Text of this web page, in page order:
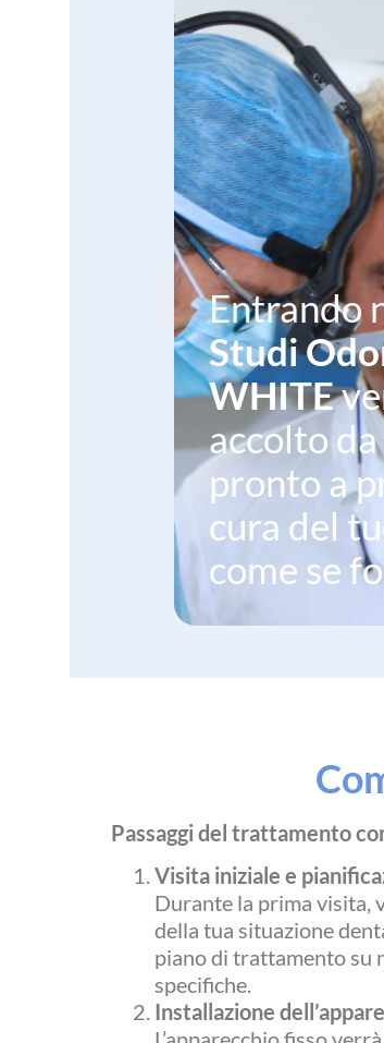
Entrando
Studi
WHITE
accolto
pronto a
cura del
come se
Passaggi del trattamento
Visita iniziale e
Durante la prima visita,
della tua situazione
piano di trattamento su
specifiche.
Installazione